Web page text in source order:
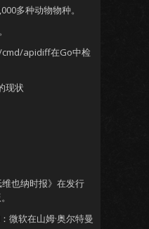
多种动物物种。
apidiff在Go中检
现状
维也纳时报》在发行
微软在山姆·奥尔特曼